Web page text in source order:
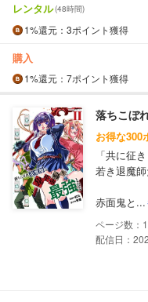
レンタル(48時間)
1%還元 ：3ポイント獲得
購入
1%還元 ：7ポイント獲得
落ちこぼ
お得な300
「共に征
若き退魔
赤面鬼と...
配信日：